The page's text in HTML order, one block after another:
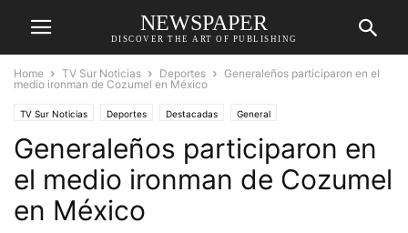
NEWSPAPER
DISCOVER THE ART OF PUBLISHING
Home TV Sur Noticias Deportes
Generaleños participaron en el
medio ironman de Cozumel en México
TV Sur Noticias Deportes Destacadas General
Generaleños participaron en
el medio ironman de Cozumel
en México